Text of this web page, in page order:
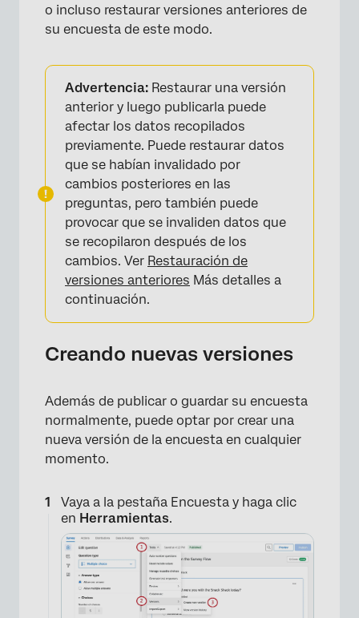
o incluso restaurar versiones anteriores de
su encuesta de este modo.
Advertencia: Restaurar una versión
anterior y luego publicarla puede
afectar los datos recopilados
previamente. Puede restaurar datos
que se habían invalidado por
cambios posteriores en las
preguntas, pero también puede
provocar que se invaliden datos que
se recopilaron después de los
cambios. Ver Restauración de
versiones anteriores Más detalles a
continuación.
Creando nuevas versiones
Además de publicar o guardar su encuesta
normalmente, puede optar por crear una
nueva versión de la encuesta en cualquier
momento.
Vaya a la pestaña Encuesta y haga clic
en Herramientas.